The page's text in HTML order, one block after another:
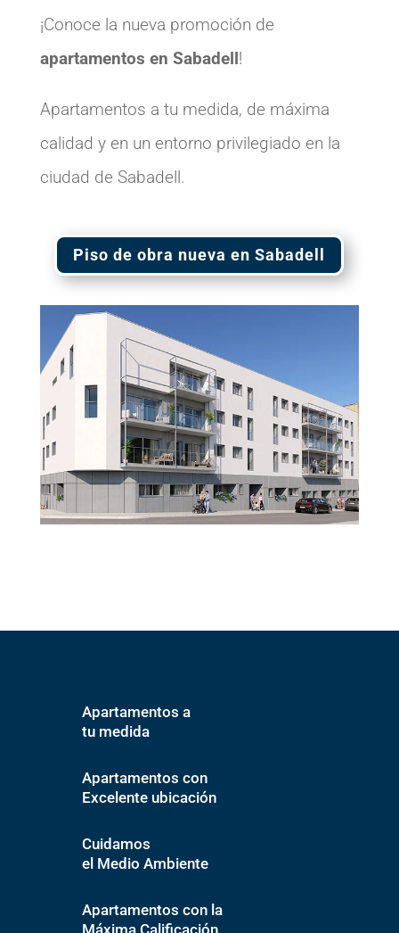
¡Conoce la nueva promoción de
apartamentos en Sabadell!
Apartamentos a tu medida, de máxima
calidad y en un entorno privilegiado en la
ciudad de Sabadell.
Piso de obra nueva en Sabadell
Apartamentos a
tu medida
Apartamentos con
Excelente ubicación
Cuidamos
el Medio Ambiente
Apartamentos con la
Máxima Calificación